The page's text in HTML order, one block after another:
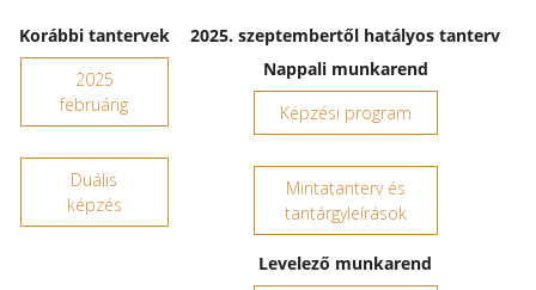
Korábbi tantervek
2025
februárig
Duális
képzés
2025. szeptembertől hatályos tanterv
Nappali munkarend
Képzési program
Mintatanterv és
tantárgyleírások
Levelező munkarend